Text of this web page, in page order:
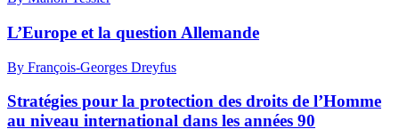
L’Europe et la question Allemande
By François-Georges Dreyfus
Stratégies pour la protection des droits de l’Homme
au niveau international dans les années 90